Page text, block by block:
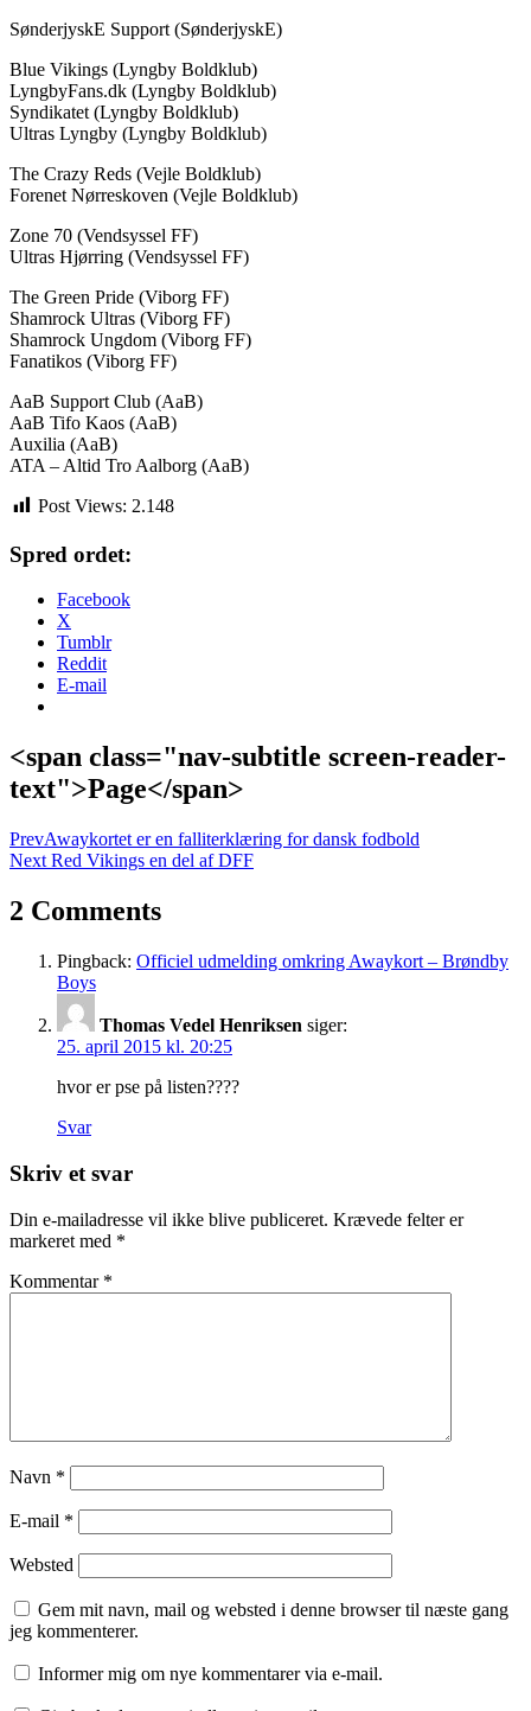
SønderjyskE Support (SønderjyskE)
Blue Vikings (Lyngby Boldklub)
LyngbyFans.dk (Lyngby Boldklub)
Syndikatet (Lyngby Boldklub)
Ultras Lyngby (Lyngby Boldklub)
The Crazy Reds (Vejle Boldklub)
Forenet Nørreskoven (Vejle Boldklub)
Zone 70 (Vendsyssel FF)
Ultras Hjørring (Vendsyssel FF)
The Green Pride (Viborg FF)
Shamrock Ultras (Viborg FF)
Shamrock Ungdom (Viborg FF)
Fanatikos (Viborg FF)
AaB Support Club (AaB)
AaB Tifo Kaos (AaB)
Auxilia (AaB)
ATA – Altid Tro Aalborg (AaB)
Post Views: 2.148
Spred ordet:
Facebook
X
Tumblr
Reddit
E-mail
<span class="nav-subtitle screen-reader-
text">Page</span>
PrevAwaykortet er en falliterklæring for dansk fodbold
Next Red Vikings en del af DFF
2 Comments
Pingback: Officiel udmelding omkring Awaykort – Brøndby
Boys
Thomas Vedel Henriksen siger:
25. april 2015 kl. 20:25
hvor er pse på listen????
Svar
Skriv et svar
Din e-mailadresse vil ikke blive publiceret. Krævede felter er
markeret med *
Kommentar *
Navn *
E-mail *
Websted
Gem mit navn, mail og websted i denne browser til næste gang
jeg kommenterer.
Informer mig om nye kommentarer via e-mail.